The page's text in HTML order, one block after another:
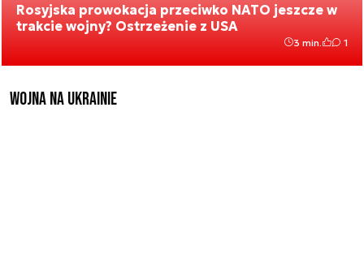
Rosyjska prowokacja przeciwko NATO jeszcze w
trakcie wojny? Ostrzeżenie z USA
3 min. 1
Wojna na Ukrainie